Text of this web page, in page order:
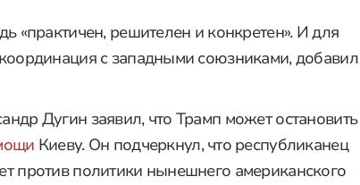
«практичен, решителен и конкретен». И для
с западными союзниками, добавил
Дугин заявил, что Трамп может остановить
Киеву. Он подчеркнул, что республиканец
против политики нынешнего американского